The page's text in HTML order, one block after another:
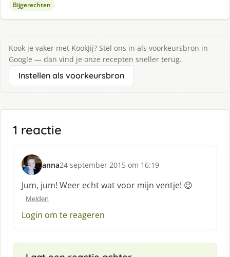
Bijgerechten
Kook je vaker met KookJij? Stel ons in als voorkeursbron in
Google — dan vind je onze recepten sneller terug.
Instellen als voorkeursbron
1 reactie
anna
s
c
h
e
:
24 september 2015 om 16:19
Jum, jum! Weer echt wat voor mijn ventje! 😉
Melden
Login om te reageren